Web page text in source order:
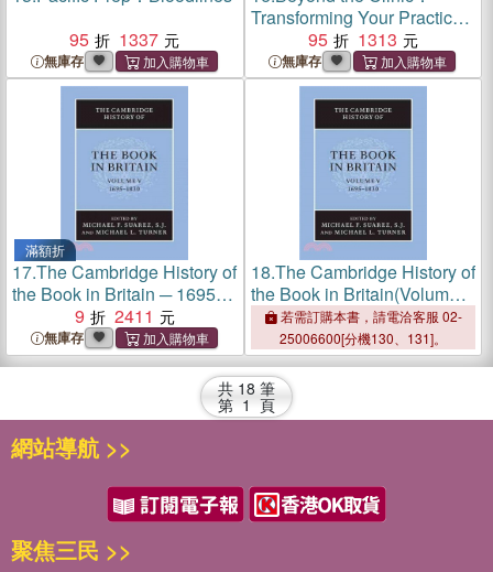
95
1337
無庫存
Transforming Your Practice
With Video Consultations
95 1313
無庫存
滿額折
17.The Cambridge History of
the Book in Britain ─ 1695-
9 2411
無庫存
18.The Cambridge History of
the Book in Britain(Volume
5, 1695-1830)
若需訂購本書，請電洽客服 02-
25006600[分機130、131]。
共 18 筆
第 1 頁
網站導航 >>
聚焦三民 >>